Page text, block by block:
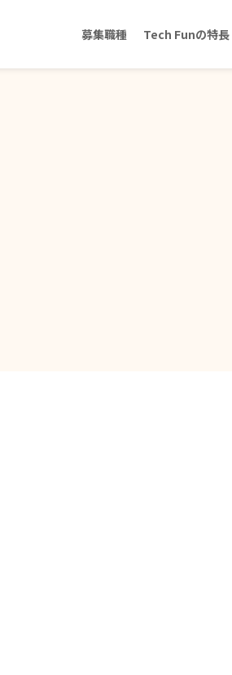
募集職種 Tech Funの特長